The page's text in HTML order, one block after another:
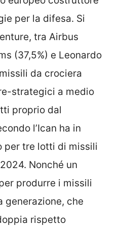
per la difesa. Si
tra Airbus
(37,5%) e Leonardo
da crociera
strategici a medio
proprio dal
l’Ican ha in
per tre lotti di missili
Nonché un
produrre i missili
generazione, che
rispetto